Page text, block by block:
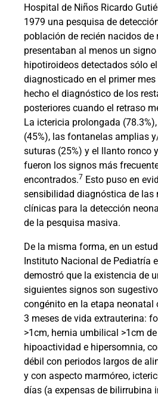
Hospital de Niños Ricardo
1979 una pesquisa de
población de recién nacidos de
presentaban al menos un
hipotiroideos detectados sólo
diagnosticado en el primer
hecho el diagnóstico de los
posteriores cuando el retraso
La ictericia prolongada
(45%), las fontanelas amplias
suturas (25%) y el llanto ronco
fueron los signos más
encontrados.7 Esto puso en
sensibilidad diagnóstica de las
clínicas para la detección
de la pesquisa masiva.
De la misma forma, en un
Instituto Nacional de Pediatría
demostró que la existencia de
siguientes signos son
congénito en la etapa neonatal
3 meses de vida extrauterina:
>1cm, hernia umbilical >1cm
hipoactividad e hipersomnia,
débil con periodos largos de
y con aspecto marmóreo,
días (a expensas de bilirrubina